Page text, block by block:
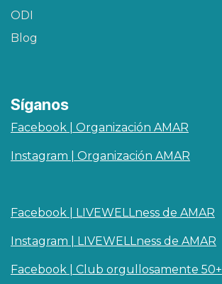
ODI
Blog
Síganos
Facebook | Organización AMAR
Instagram | Organización AMAR
Facebook | LIVEWELLness de AMAR
Instagram | LIVEWELLness de AMAR
Facebook | Club orgullosamente 50+